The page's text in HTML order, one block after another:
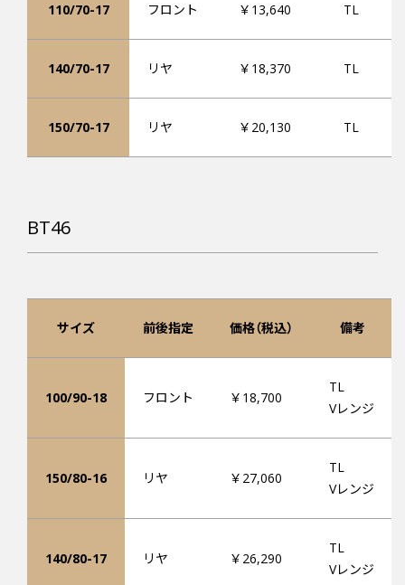
110/70-17 フロント ￥13,640 TL
140/70-17 リヤ ￥18,370 TL
150/70-17 リヤ ￥20,130 TL
BT46
サイズ 前後指定 価格（税込） 備考
100/90-18 フロント ￥18,700
TL
Vレンジ
150/80-16 リヤ ￥27,060
TL
Vレンジ
140/80-17 リヤ ￥26,290
TL
Vレンジ